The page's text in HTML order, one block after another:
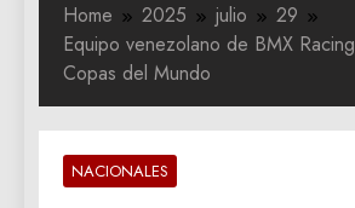
Home 2025 julio
29
Equipo venezolano de BMX
Copas del Mundo
NACIONALES